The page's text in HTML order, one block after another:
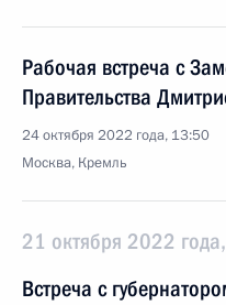
Рабочая встреча с
Правительства
24 октября 2022 года, 13:50
Москва, Кремль
21 октября 2022
Встреча с